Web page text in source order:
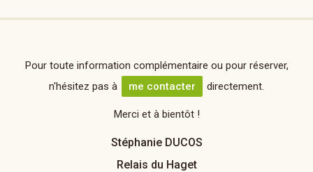
Pour toute information complémentaire ou pour réserver,
n'hésitez pas à
me contacter directement.
Merci et à bientôt !
Stéphanie DUCOS
Relais du Haget